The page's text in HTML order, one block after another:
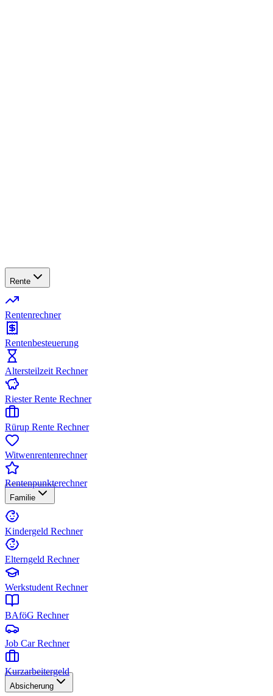
Rente
Rentenrechner
Rentenbesteuerung
Altersteilzeit Rechner
Riester Rente Rechner
Rürup Rente Rechner
Witwenrentenrechner
Rentenpunkterechner
Familie
Kindergeld Rechner
Elterngeld Rechner
Werkstudent Rechner
BAföG Rechner
Job Car Rechner
Kurzarbeitergeld
Absicherung